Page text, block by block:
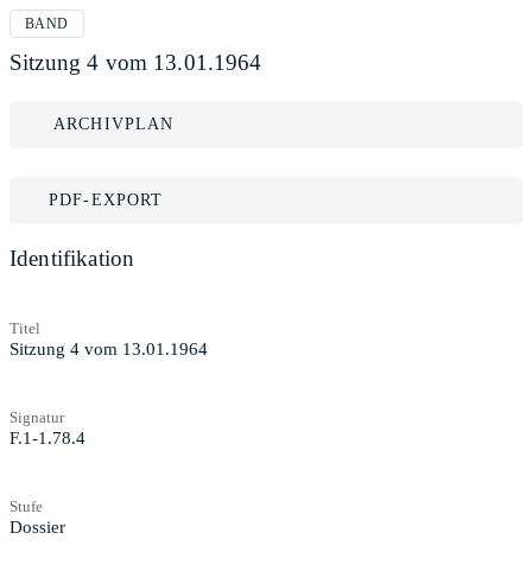
BAND
Sitzung 4 vom 13.01.1964
ARCHIVPLAN
PDF-EXPORT
Identifikation
Titel
Sitzung 4 vom 13.01.1964
Signatur
F.1-1.78.4
Stufe
Dossier